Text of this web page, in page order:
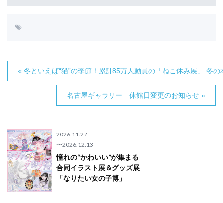
« 冬といえば“猫”の季節！累計85万人動員の「ねこ休み展」 冬
名古屋ギャラリー 休館日変更のお知らせ »
2026.11.27
〜2026.12.13
憧れの“かわいい”が集まる
合同イラスト展＆グッズ展
「なりたい女の子博」